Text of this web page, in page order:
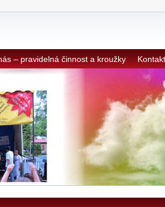
– pravidelná činnost a kroužky Kontakt